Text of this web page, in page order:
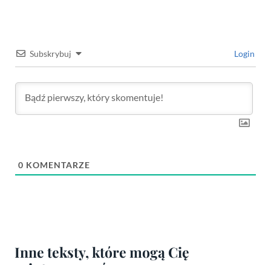
Subskrybuj Login
0 KOMENTARZE
Inne teksty, które mogą Cię